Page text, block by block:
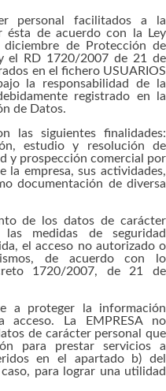
personal facilitados a la
ésta de acuerdo con la Ley
de Protección de
el RD 1720/2007 de 21 de
en el fichero USUARIOS
la responsabilidad de la
registrado en la
de Datos.
las siguientes finalidades:
estudio y resolución de
y prospección comercial por
la empresa, sus actividades,
documentación de diversa
de los datos de carácter
medidas de seguridad
el acceso no autorizado o
de acuerdo con lo
1720/2007, de 21 de
a proteger la información
La EMPRESA no
de carácter personal que
para prestar servicios a
en el apartado b) del
para lograr una utilidad